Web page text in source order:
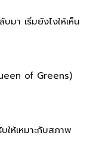
า เริ่มยังไงให้เห็น
of Greens)
ให้เหมาะกับสภาพ